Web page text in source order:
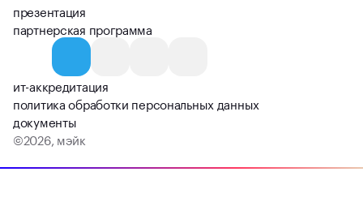
презентация
партнерская программа
ит-аккредитация
политика обработки персональных данных
документы
©2026, мэйк